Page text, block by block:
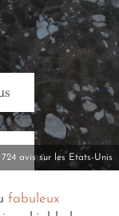
724 avis sur les Etats-Unis
fabuleux